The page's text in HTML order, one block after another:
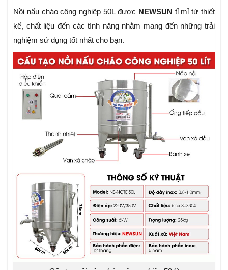
Nồi nấu cháo công nghiệp 50L được NEWSUN tỉ mỉ từ thiết
kế, chất liệu đến các tính năng nhằm mang đến những trải
nghiệm sử dụng tốt nhất cho bạn.